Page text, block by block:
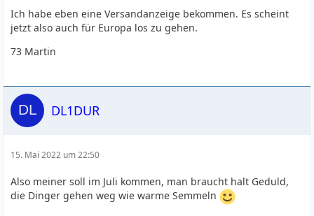
Ich habe eben eine Versandanzeige bekommen. Es scheint
jetzt also auch für Europa los zu gehen.
73 Martin
DL1DUR
15. Mai 2022 um 22:50
Also meiner soll im Juli kommen, man braucht halt Geduld,
die Dinger gehen weg wie warme Semmeln